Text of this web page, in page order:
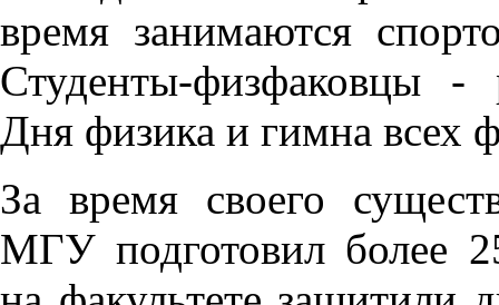
время занимаются
Студенты-физфаковцы -
Дня физика и гимна всех
За время своего
МГУ подготовил более